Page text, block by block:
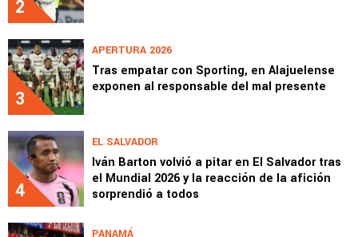
2
3
APERTURA 2026
Tras empatar con Sporting, en Alajuelense
exponen al responsable del mal presente
4
EL SALVADOR
Iván Barton volvió a pitar en El Salvador tras
el Mundial 2026 y la reacción de la afición
sorprendió a todos